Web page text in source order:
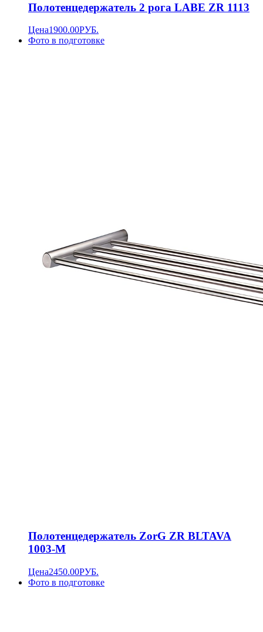
Полотенцедержатель 2 рога LABE ZR 1113
Цена1900.00РУБ.
Фото в подготовке
Полотенцедержатель ZorG ZR BLTAVA
1003-M
Цена2450.00РУБ.
Фото в подготовке